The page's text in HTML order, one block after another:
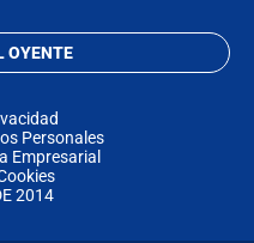
OYENTE
Personales
Empresarial
2014